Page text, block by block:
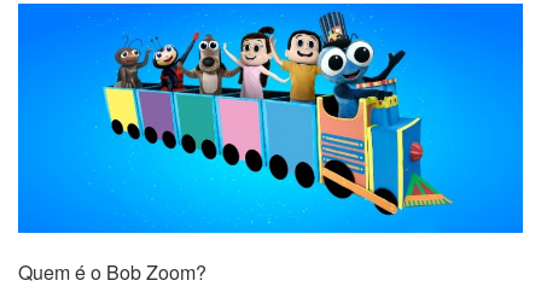
Quem é o Bob Zoom?